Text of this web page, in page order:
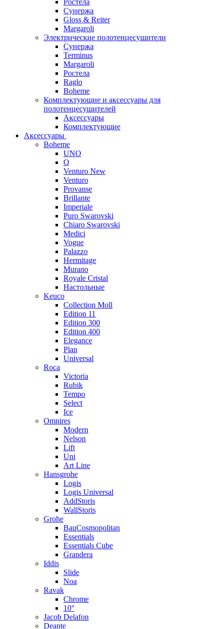
Ростела
Сунержа
Gloss & Reiter
Margaroli
Электрические полотенцесушители
Сунержа
Terminus
Margaroli
Ростела
Raglo
Boheme
Комплектующие и аксессуары для
полотенцесушителей
Аксессуары
Комплектующие
Аксессуары
Boheme
UNO
Q
Venturo New
Venturo
Provanse
Brillante
Imperiale
Puro Swarovski
Chiaro Swarovski
Medici
Vogue
Palazzo
Hermitage
Murano
Royale Cristal
Настольные
Keuco
Collection Moll
Edition 11
Edition 300
Edition 400
Elegance
Plan
Universal
Roca
Victoria
Rubik
Tempo
Select
Ice
Omnires
Modern
Nelson
Lift
Uni
Art Line
Hansgrohe
Logis
Logis Universal
AddStoris
WallStoris
Grohe
BauCosmopolitan
Essentials
Essentials Cube
Grandera
Iddis
Slide
Noa
Ravak
Chrome
10°
Jacob Delafon
Deante